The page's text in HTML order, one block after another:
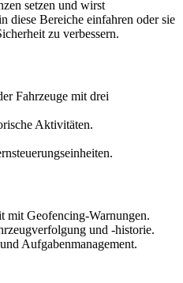
setzen und wirst
diese Bereiche einfahren oder sie
zu verbessern.
Fahrzeuge mit drei
Aktivitäten.
mit Geofencing-Warnungen.
und -historie.
Aufgabenmanagement.